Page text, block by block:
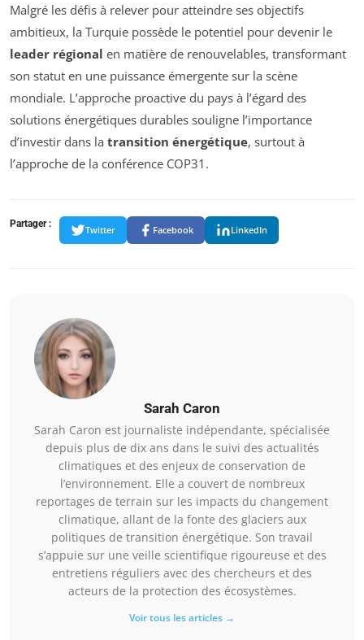
Malgré les défis à relever pour atteindre ses objectifs
ambitieux, la Turquie possède le potentiel pour devenir le
leader régional en matière de renouvelables, transformant
son statut en une puissance émergente sur la scène
mondiale. L’approche proactive du pays à l’égard des
solutions énergétiques durables souligne l’importance
d’investir dans la transition énergétique, surtout à
l’approche de la conférence COP31.
Partager :
Twitter Facebook LinkedIn
Sarah Caron
Sarah Caron est journaliste indépendante, spécialisée
depuis plus de dix ans dans le suivi des actualités
climatiques et des enjeux de conservation de
l’environnement. Elle a couvert de nombreux
reportages de terrain sur les impacts du changement
climatique, allant de la fonte des glaciers aux
politiques de transition énergétique. Son travail
s’appuie sur une veille scientifique rigoureuse et des
entretiens réguliers avec des chercheurs et des
acteurs de la protection des écosystèmes.
Voir tous les articles →